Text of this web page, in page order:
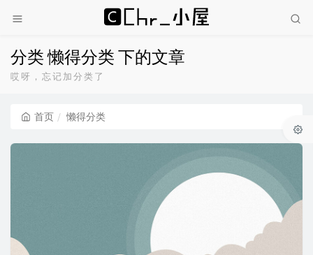
分类 懒得分类 下的文章
哎呀，忘记加分类了
首页 懒得分类